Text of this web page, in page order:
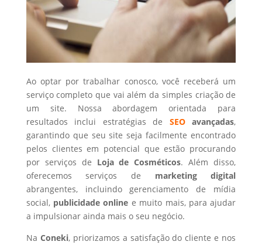
Ao optar por trabalhar conosco, você receberá um
serviço completo que vai além da simples criação de
um site. Nossa abordagem orientada para
resultados inclui estratégias de SEOavançadas,
garantindo que seu site seja facilmente encontrado
pelos clientes em potencial que estão procurando
por serviços de Loja de Cosméticos. Além disso,
oferecemos serviços de marketing digital
abrangentes, incluindo gerenciamento de mídia
social, publicidade online e muito mais, para ajudar
a impulsionar ainda mais o seu negócio.
Na Coneki, priorizamos a satisfação do cliente e nos